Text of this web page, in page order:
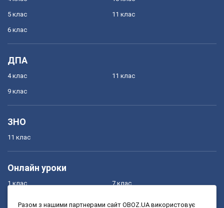
5 клас
6 клас
11 клас
ДПА
4 клас
9 клас
11 клас
ЗНО
11 клас
Онлайн уроки
1 клас 7 клас
Разом з нашими партнерами сайт OBOZ.UA використовує